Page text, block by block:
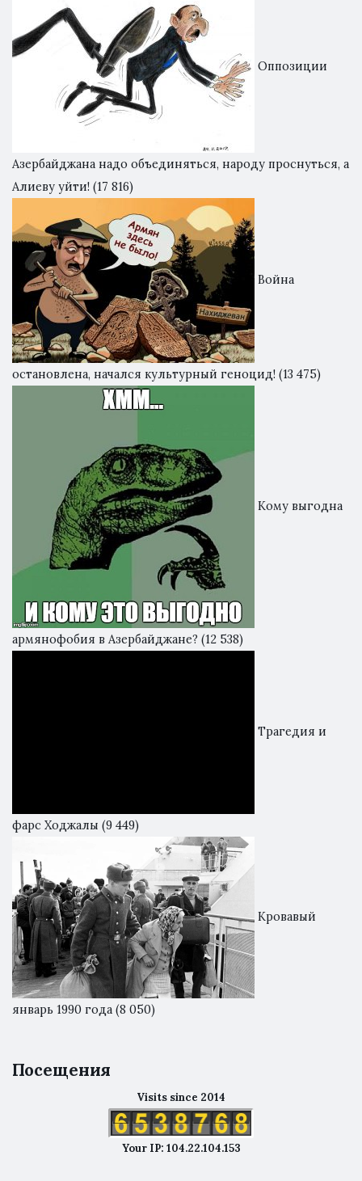
Оппозиции
Азербайджана надо объединяться, народу проснуться, а
Алиеву уйти! (17 816)
Война
остановлена, начался культурный геноцид! (13 475)
Кому выгодна
армянофобия в Азербайджане? (12 538)
Трагедия и
фарс Ходжалы (9 449)
Кровавый
январь 1990 года (8 050)
Посещения
Visits since 2014
Your IP: 104.22.104.153